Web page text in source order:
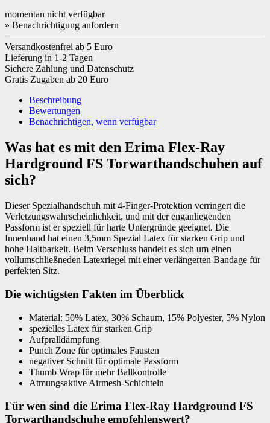
momentan nicht verfügbar
» Benachrichtigung anfordern
Versandkostenfrei ab 5 Euro
Lieferung in 1-2 Tagen
Sichere Zahlung und Datenschutz
Gratis Zugaben ab 20 Euro
Beschreibung
Bewertungen
Benachrichtigen, wenn verfügbar
Was hat es mit den Erima Flex-Ray
Hardground FS Torwarthandschuhen auf
sich?
Dieser Spezialhandschuh mit 4-Finger-Protektion verringert die
Verletzungswahrscheinlichkeit, und mit der enganliegenden
Passform ist er speziell für harte Untergründe geeignet. Die
Innenhand hat einen 3,5mm Spezial Latex für starken Grip und
hohe Haltbarkeit. Beim Verschluss handelt es sich um einen
vollumschließneden Latexriegel mit einer verlängerten Bandage für
perfekten Sitz.
Die wichtigsten Fakten im Überblick
Material: 50% Latex, 30% Schaum, 15% Polyester, 5% Nylon
spezielles Latex für starken Grip
Aufpralldämpfung
Punch Zone für optimales Fausten
negativer Schnitt für optimale Passform
Thumb Wrap für mehr Ballkontrolle
Atmungsaktive Airmesh-Schichteln
Für wen sind die Erima Flex-Ray Hardground FS
Torwarthandschuhe empfehlenswert?